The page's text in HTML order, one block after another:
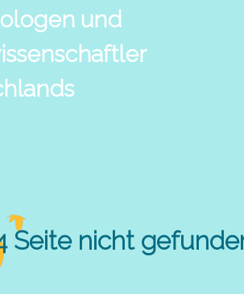
und
Seite nicht